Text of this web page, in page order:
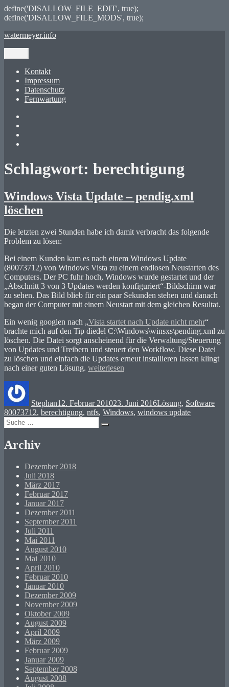
define('DISALLOW_FILE_EDIT', true);
define('DISALLOW_FILE_MODS', true);
Zum
watermeyer.info
Kontakt
Impressum
Datenschutz
Fernwartung
Schlagwort: berechtigung
Windows Vista Update – pendig.xml
löschen
Die letzten zwei Stunden habe ich damit verbracht das folgende
Problem zu lösen:
Bei einem Kunden kam es nach einem Windows Update
(80073712) von Windows Vista zu einem endlosen Neustarten des
Computers. Der PC fuhr hoch, Windows wurde gestartet und der
„Abschnitt 3 von 3 Updates werden konfiguriert“-Bildschirm war
zu sehen. Das Bild blieb für ein paar Sekunden stehen und danach
began der Computer mit einem Neustart mit dem gleichen Resultat.
Ein wenig googlen nach „Vista startet nach Update nicht mehr“
brachte mich auf den Tip diedel C:\Windows\winsxs\pending.xml zu
löschen. Die Datei sorgt anscheinend für die Verwaltung/Steuerung
von Updates und Treibern und steuert den Workflow. Diese Datei
zu löschen und einfach die Updates erneut installieren lassen klingt
nach einer guten Lösung. „Windows
pendig.xml
löschen“
weiterlesen
Stephan12. Februar 201023. Juni 2016Lösung, Software
80073712, berechtigung, ntfs, Windows, windows update
Suche
nach:
Suchen
Archiv
Dezember 2018
Juli 2018
März 2017
Februar 2017
Januar 2017
Dezember 2011
September 2011
Juli 2011
Mai 2011
August 2010
Mai 2010
April 2010
Februar 2010
Januar 2010
Dezember 2009
November 2009
Oktober 2009
August 2009
April 2009
März 2009
Februar 2009
Januar 2009
September 2008
August 2008